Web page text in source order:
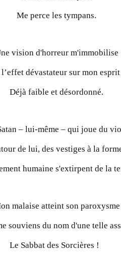
Me perce les tympans.
vision d'horreur m'immobilise
dévastateur sur mon esprit
Déjà faible et désordonné.
– lui-même – qui joue du
de lui, des vestiges à la
humaine s'extirpent de la
malaise atteint son paroxysme
souviens du nom d'une telle
Le Sabbat des Sorcières !